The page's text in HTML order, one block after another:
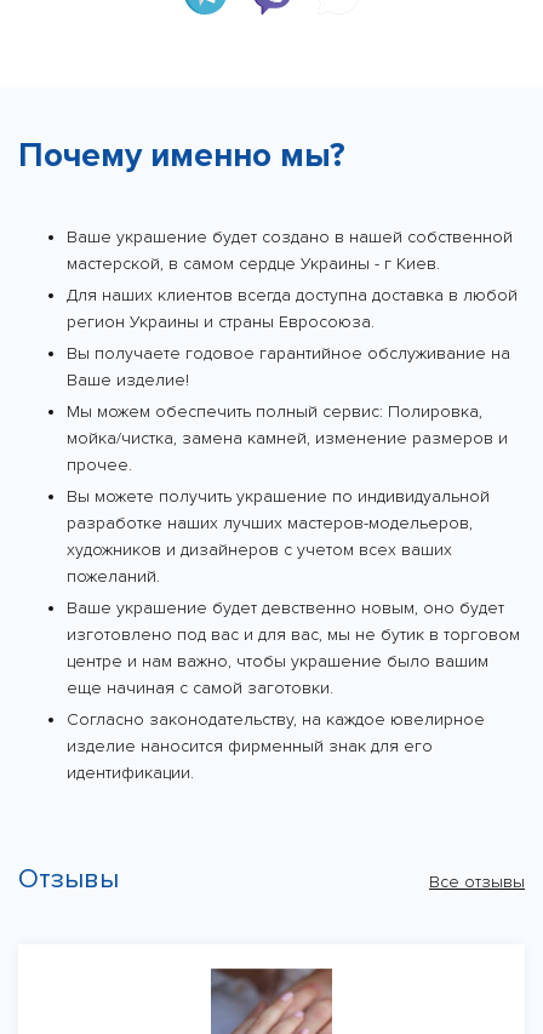
Почему именно мы?
Ваше украшение будет создано в нашей собственной
мастерской, в самом сердце Украины - г Киев.
Для наших клиентов всегда доступна доставка в любой
регион Украины и страны Евросоюза.
Вы получаете годовое гарантийное обслуживание на
Ваше изделие!
Мы можем обеспечить полный сервис: Полировка,
мойка/чистка, замена камней, изменение размеров и
прочее.
Вы можете получить украшение по индивидуальной
разработке наших лучших мастеров-модельеров,
художников и дизайнеров с учетом всех ваших
пожеланий.
Ваше украшение будет девственно новым, оно будет
изготовлено под вас и для вас, мы не бутик в торговом
центре и нам важно, чтобы украшение было вашим
еще начиная с самой заготовки.
Согласно законодательству, на каждое ювелирное
изделие наносится фирменный знак для его
идентификации.
Отзывы Все отзывы